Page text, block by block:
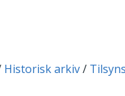
Historisk arkiv